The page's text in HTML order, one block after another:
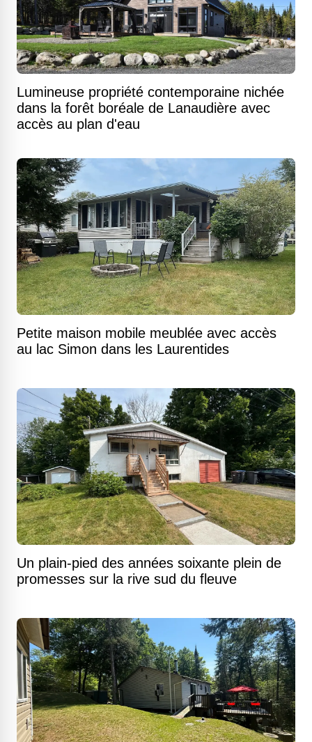
Lumineuse propriété contemporaine nichée
dans la forêt boréale de Lanaudière avec
accès au plan d'eau
Petite maison mobile meublée avec accès
au lac Simon dans les Laurentides
Un plain-pied des années soixante plein de
promesses sur la rive sud du fleuve